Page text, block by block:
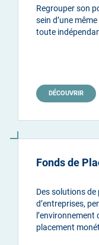
Regrouper son
sein d’une
toute
DÉCOUVRIR
Fonds de
Des solutions
d’entreprises,
placement